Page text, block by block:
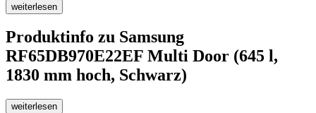
weiterlesen
Produktinfo zu Samsung
RF65DB970E22EF Multi Door (645 l,
1830 mm hoch, Schwarz)
weiterlesen